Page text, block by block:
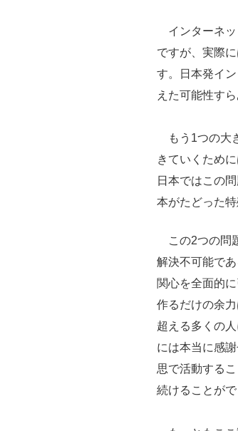
インターネッ
ですが、実際
す。日本発イ
えた可能性すら
もう1つの大
きていくため
日本ではこの
本がたどった
この2つの問
解決不可能で
関心を全面的
作るだけの余
超える多くの
には本当に感
思で活動する
続けることがで